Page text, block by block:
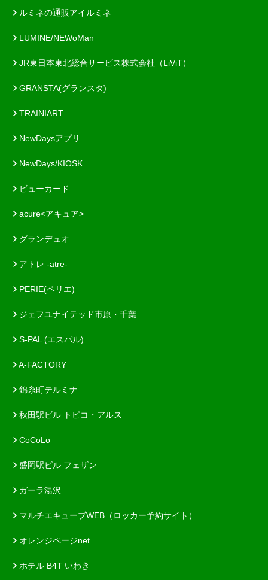
ルミネの通販アイルミネ
LUMINE/NEWoMan
JR東日本東北総合サービス株式会社（LiViT）
GRANSTA(グランスタ)
TRAINIART
NewDaysアプリ
NewDays/KIOSK
ビューカード
acure<アキュア>
グランデュオ
アトレ -atre-
PERIE(ペリエ)
ジェフユナイテッド市原・千葉
S-PAL (エスパル)
A-FACTORY
錦糸町テルミナ
秋田駅ビル トピコ・アルス
CoCoLo
盛岡駅ビル フェザン
ガーラ湯沢
マルチエキューブWEB（ロッカー予約サイト）
オレンジページnet
ホテル B4T いわき